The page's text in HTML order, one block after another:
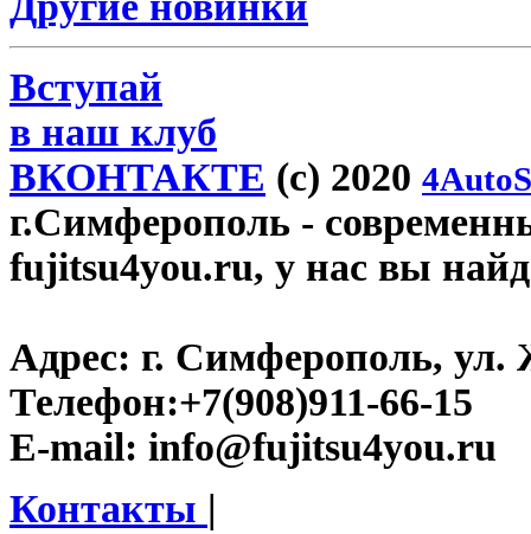
Вступай
в наш клуб
ВКОНТАКТЕ (c) 2020
г.Симферополь -
fujitsu4you.ru, у нас вы
Адрес: г. Симферополь, ул.
Телефон:+7(908)911-66-15
E-mail: info@fujitsu4you.ru
Контакты |